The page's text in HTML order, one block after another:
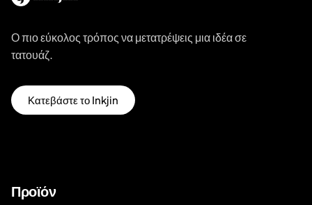
Ο πιο εύκολος τρόπος να μετατρέψεις μια ιδέα σε
τατουάζ.
Κατεβάστε το Inkjin
Προϊόν